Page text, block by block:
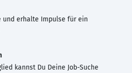
und erhalte Impulse für ein
kannst Du Deine Job-Suche